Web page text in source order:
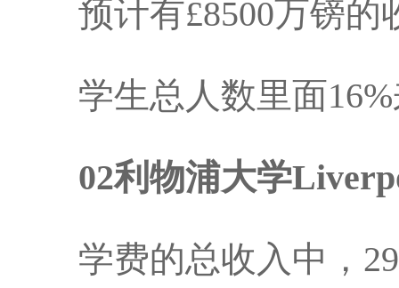
预计有£8500万镑的
学生总人数里面16%
02利物浦大学
学费的总收入中，